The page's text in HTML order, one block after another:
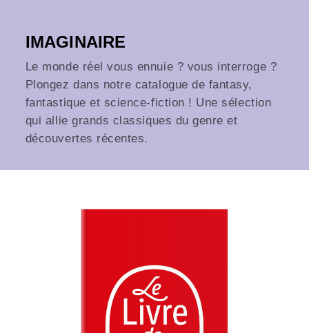
IMAGINAIRE
Le monde réel vous ennuie ? vous interroge ?
Plongez dans notre catalogue de fantasy,
fantastique et science-fiction ! Une sélection
qui allie grands classiques du genre et
découvertes récentes.